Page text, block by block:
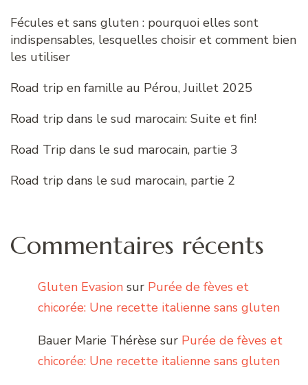
Fécules et sans gluten : pourquoi elles sont
indispensables, lesquelles choisir et comment bien
les utiliser
Road trip en famille au Pérou, Juillet 2025
Road trip dans le sud marocain: Suite et fin!
Road Trip dans le sud marocain, partie 3
Road trip dans le sud marocain, partie 2
Commentaires récents
Gluten Evasion sur Purée de fèves et
chicorée: Une recette italienne sans gluten
Bauer Marie Thérèse sur Purée de fèves et
chicorée: Une recette italienne sans gluten